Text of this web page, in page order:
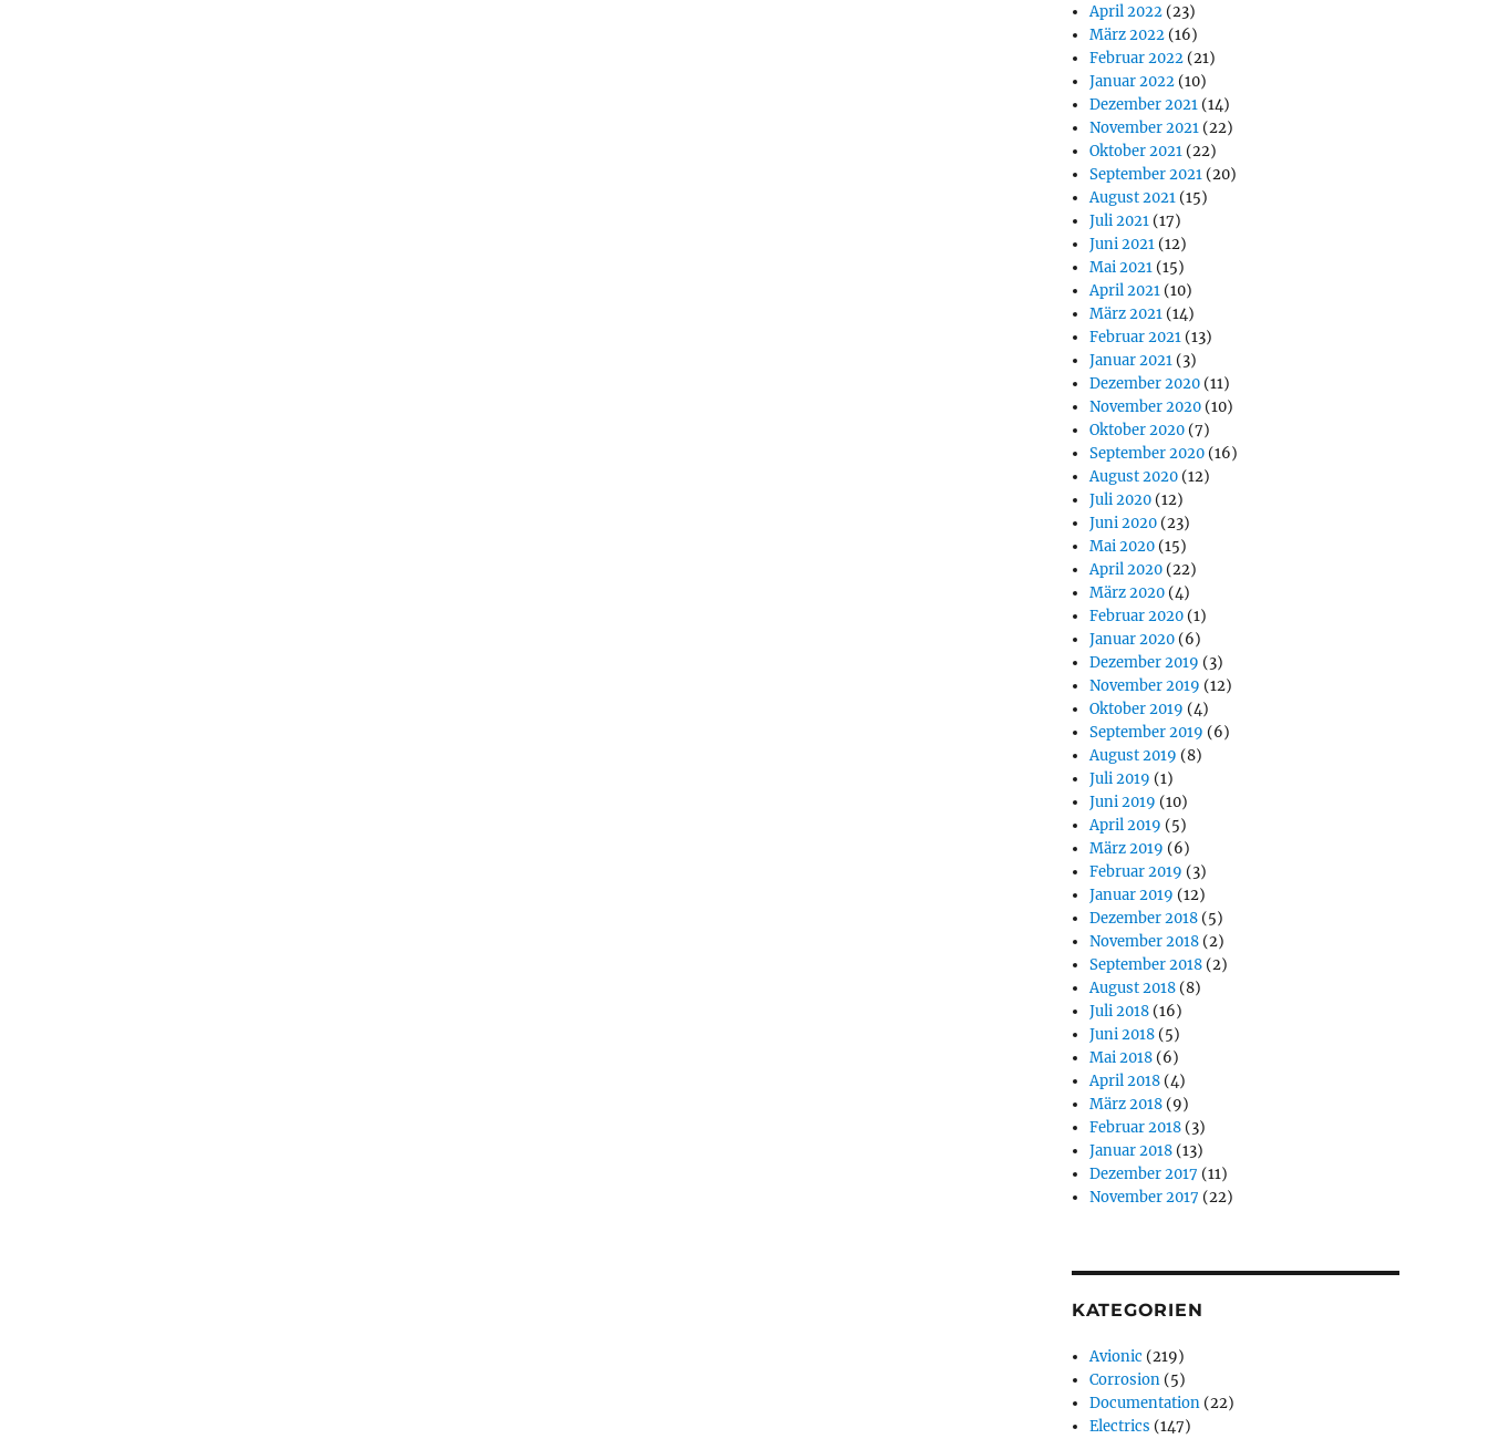
April 2022 (23)
März 2022 (16)
Februar 2022 (21)
Januar 2022 (10)
Dezember 2021 (14)
November 2021 (22)
Oktober 2021 (22)
September 2021 (20)
August 2021 (15)
Juli 2021 (17)
Juni 2021 (12)
Mai 2021 (15)
April 2021 (10)
März 2021 (14)
Februar 2021 (13)
Januar 2021 (3)
Dezember 2020 (11)
November 2020 (10)
Oktober 2020 (7)
September 2020 (16)
August 2020 (12)
Juli 2020 (12)
Juni 2020 (23)
Mai 2020 (15)
April 2020 (22)
März 2020 (4)
Februar 2020 (1)
Januar 2020 (6)
Dezember 2019 (3)
November 2019 (12)
Oktober 2019 (4)
September 2019 (6)
August 2019 (8)
Juli 2019 (1)
Juni 2019 (10)
April 2019 (5)
März 2019 (6)
Februar 2019 (3)
Januar 2019 (12)
Dezember 2018 (5)
November 2018 (2)
September 2018 (2)
August 2018 (8)
Juli 2018 (16)
Juni 2018 (5)
Mai 2018 (6)
April 2018 (4)
März 2018 (9)
Februar 2018 (3)
Januar 2018 (13)
Dezember 2017 (11)
November 2017 (22)
KATEGORIEN
Avionic (219)
Corrosion (5)
Documentation (22)
Electrics (147)